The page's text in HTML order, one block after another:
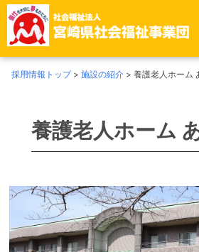
採用情報トップ> 施設の紹介 > 養護老人ホーム
養護老人ホーム